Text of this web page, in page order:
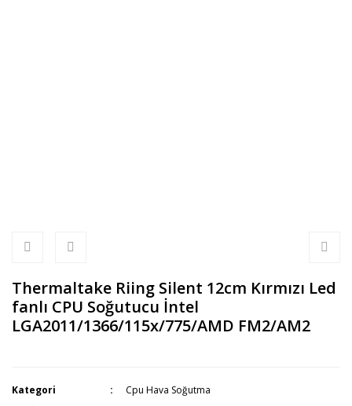
Thermaltake Riing Silent 12cm Kırmızı Led
fanlı CPU Soğutucu İntel
LGA2011/1366/115x/775/AMD FM2/AM2
Kategori
Cpu Hava Soğutma